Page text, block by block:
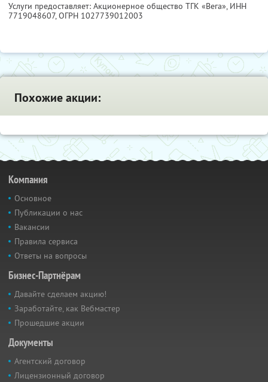
Услуги предоставляет: Акционерное общество ТГК «Вега», ИНН
7719048607, ОГРН 1027739012003
Похожие акции:
Компания
Основное
Публикации о нас
Вакансии
Правила сервиса
Ответы на вопросы
Бизнес-Партнёрам
Давайте сделаем акцию!
Заработайте, как Вебмастер
Прошедшие акции
Документы
Агентский договор
Лицензионный договор